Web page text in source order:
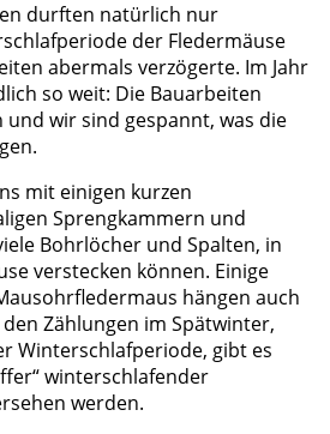
durften natürlich nur
der Fledermäuse
abermals verzögerte. Im Jahr
so weit: Die Bauarbeiten
und wir sind gespannt, was die
mit einigen kurzen
Sprengkammern und
Bohrlöcher und Spalten, in
verstecken können. Einige
hängen auch
Zählungen im Spätwinter,
Winterschlafperiode, gibt es
winterschlafender
werden.